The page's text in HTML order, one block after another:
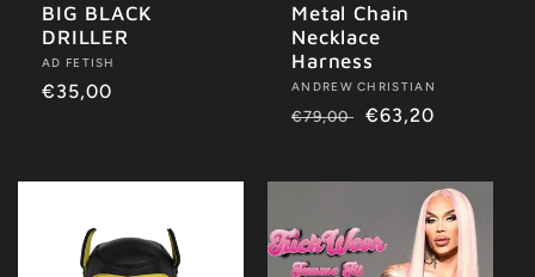
BIG BLACK
DRILLER
Ponudnik:
AD FETISH
Redna
€35,00
Metal Chain
Necklace
Harness
Ponudnik:
ANDREW CHRISTIAN
Redna
€79,00
Znižana
€63,20